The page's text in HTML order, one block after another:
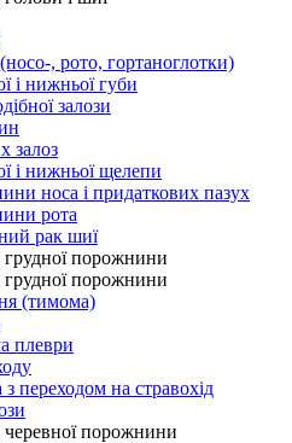
, рото, гортаноглотки)
і нижньої губи
залози
залоз
і нижньої щелепи
носа і придаткових пазух
рота
рак шиї
порожнини
порожнини
(тимома)
плеври
переходом на стравохід
порожнини